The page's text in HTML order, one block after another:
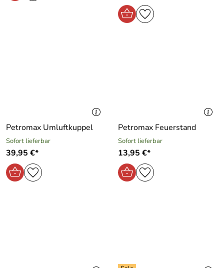
Petromax Umluftkuppel
Sofort lieferbar
39,95 €*
Petromax Feuerstand
Sofort lieferbar
13,95 €*